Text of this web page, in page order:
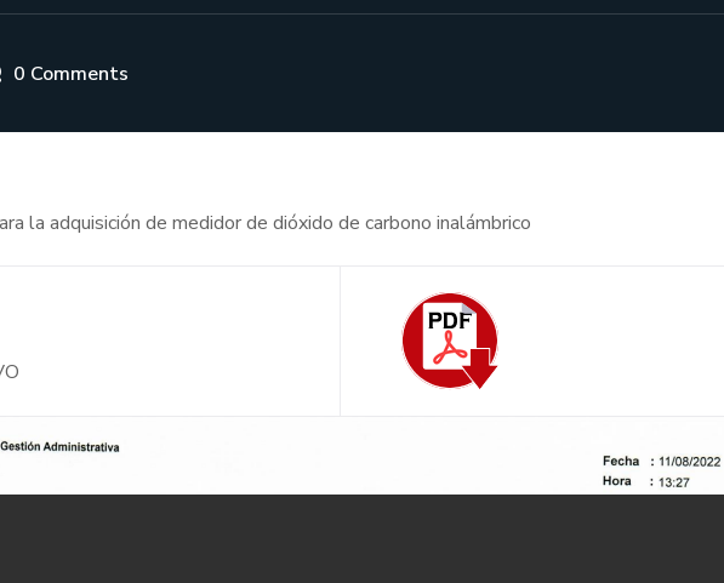
0 Comments
la adquisición de medidor de dióxido de carbono inalámbrico